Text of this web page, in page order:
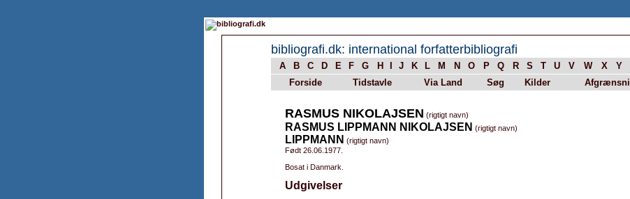
bibliografi.dk: international forfatterbibliografi
A B C D E F G H J K L M N O P Q R S T U V W X Y
Forside
Tidstavle Via Land Søg Kilder
RASMUS NIKOLAJSEN (rigtigt navn)
RASMUS LIPPMANN NIKOLAJSEN (rigtigt navn)
LIPPMANN (rigtigt navn)
Født 26.06.1977.
Bosat i Danmark.
Udgivelser